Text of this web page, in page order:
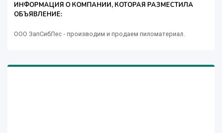
ИНФОРМАЦИЯ О КОМПАНИИ, КОТОРАЯ РАЗМЕСТИЛА
ОБЪЯВЛЕНИЕ:
ООО ЗапСибЛес - производим и продаем пиломатериал.